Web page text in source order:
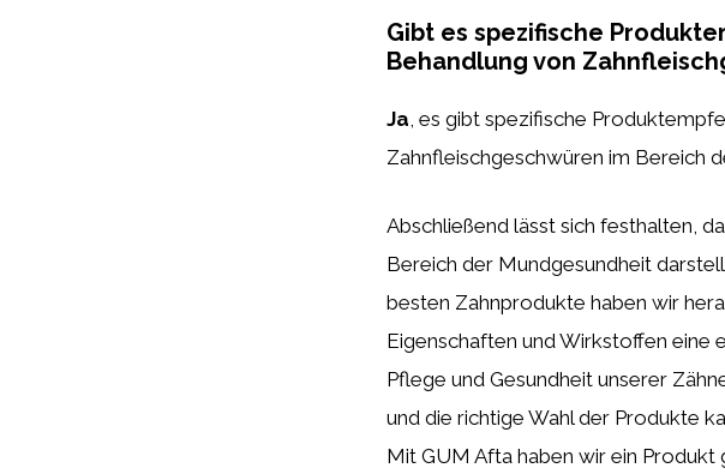
Gibt es spezifische
Behandlung von
Ja , es gibt spezifische
Zahnfleischgeschwüren im Bereich
Abschließend lässt sich festhalten,
Bereich der Mundgesundheit
besten Zahnprodukte haben wir
Eigenschaften und Wirkstoffen eine
Pflege und Gesundheit unserer
und die richtige Wahl der Produkte
Mit GUM Afta haben wir ein Produkt